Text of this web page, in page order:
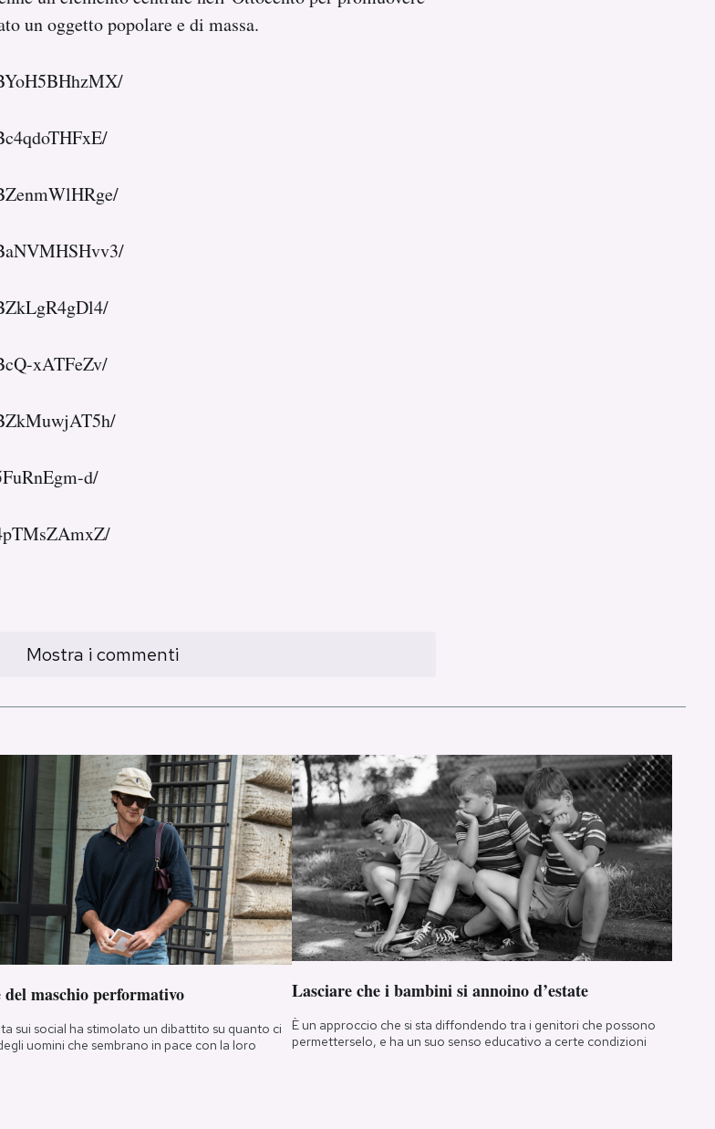
un oggetto popolare e di massa.
xATFeZv/
d/
Mostra i commenti
del maschio performativo
sui social ha stimolato un dibattito su quanto ci
uomini che sembrano in pace con la loro
Lasciare che i bambini si annoino d’estate
È un approccio che si sta diffondendo tra i genitori che possono
permetterselo, e ha un suo senso educativo a certe condizioni